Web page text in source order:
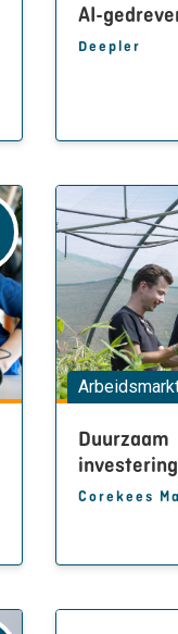
AI-
Deepler
Duurzaam
Corekees